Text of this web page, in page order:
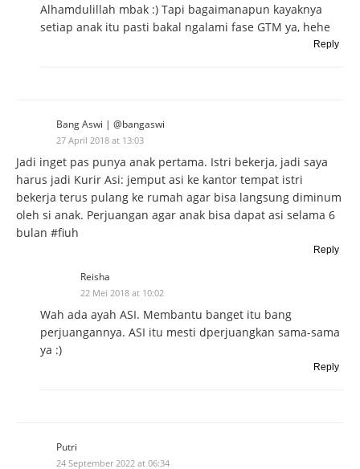
Alhamdulillah mbak :) Tapi bagaimanapun kayaknya
setiap anak itu pasti bakal ngalami fase GTM ya, hehe
Reply
Bang Aswi | @bangaswi
27 April 2018 at 13:03
Jadi inget pas punya anak pertama. Istri bekerja, jadi saya
harus jadi Kurir Asi: jemput asi ke kantor tempat istri
bekerja terus pulang ke rumah agar bisa langsung diminum
oleh si anak. Perjuangan agar anak bisa dapat asi selama 6
bulan #fiuh
Reply
Reisha
22 Mei 2018 at 10:02
Wah ada ayah ASI. Membantu banget itu bang
perjuangannya. ASI itu mesti dperjuangkan sama-sama
ya :)
Reply
Putri
24 September 2022 at 06:34